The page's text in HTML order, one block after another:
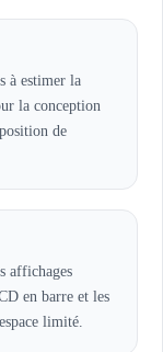
à estimer la
la conception
de
affichages
en barre et les
limité.